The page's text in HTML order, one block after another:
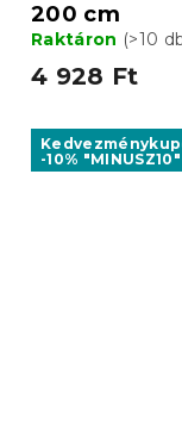
200 cm
Raktáron (>10
4 928 Ft
-10% "MINUSZ10"